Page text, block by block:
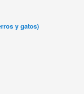
y gatos)